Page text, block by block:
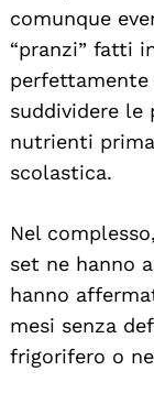
comunque
“pranzi” fatti
suddividere le
nutrienti
scolastica.
Nel
set ne hanno
hanno
mesi senza
frigorifero o